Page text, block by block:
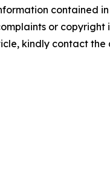
contained
or copyright
kindly contact the